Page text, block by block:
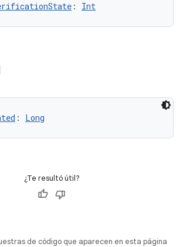
: Int
: Long
¿Te resultó útil?
de código que aparecen en esta página